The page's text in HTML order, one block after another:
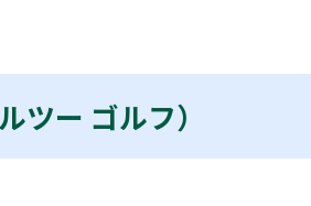
ツー ゴルフ）